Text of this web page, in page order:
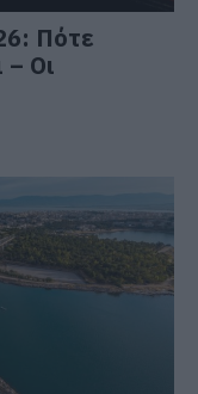
Πότε
– Οι